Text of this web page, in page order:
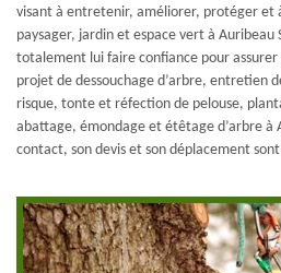
visant à entretenir, améliorer, protéger et
paysager, jardin et espace vert à Auribeau
totalement lui faire confiance pour
projet de dessouchage d’arbre, entretien
risque, tonte et réfection de pelouse,
abattage, émondage et étêtage d’arbre à
contact, son devis et son déplacement